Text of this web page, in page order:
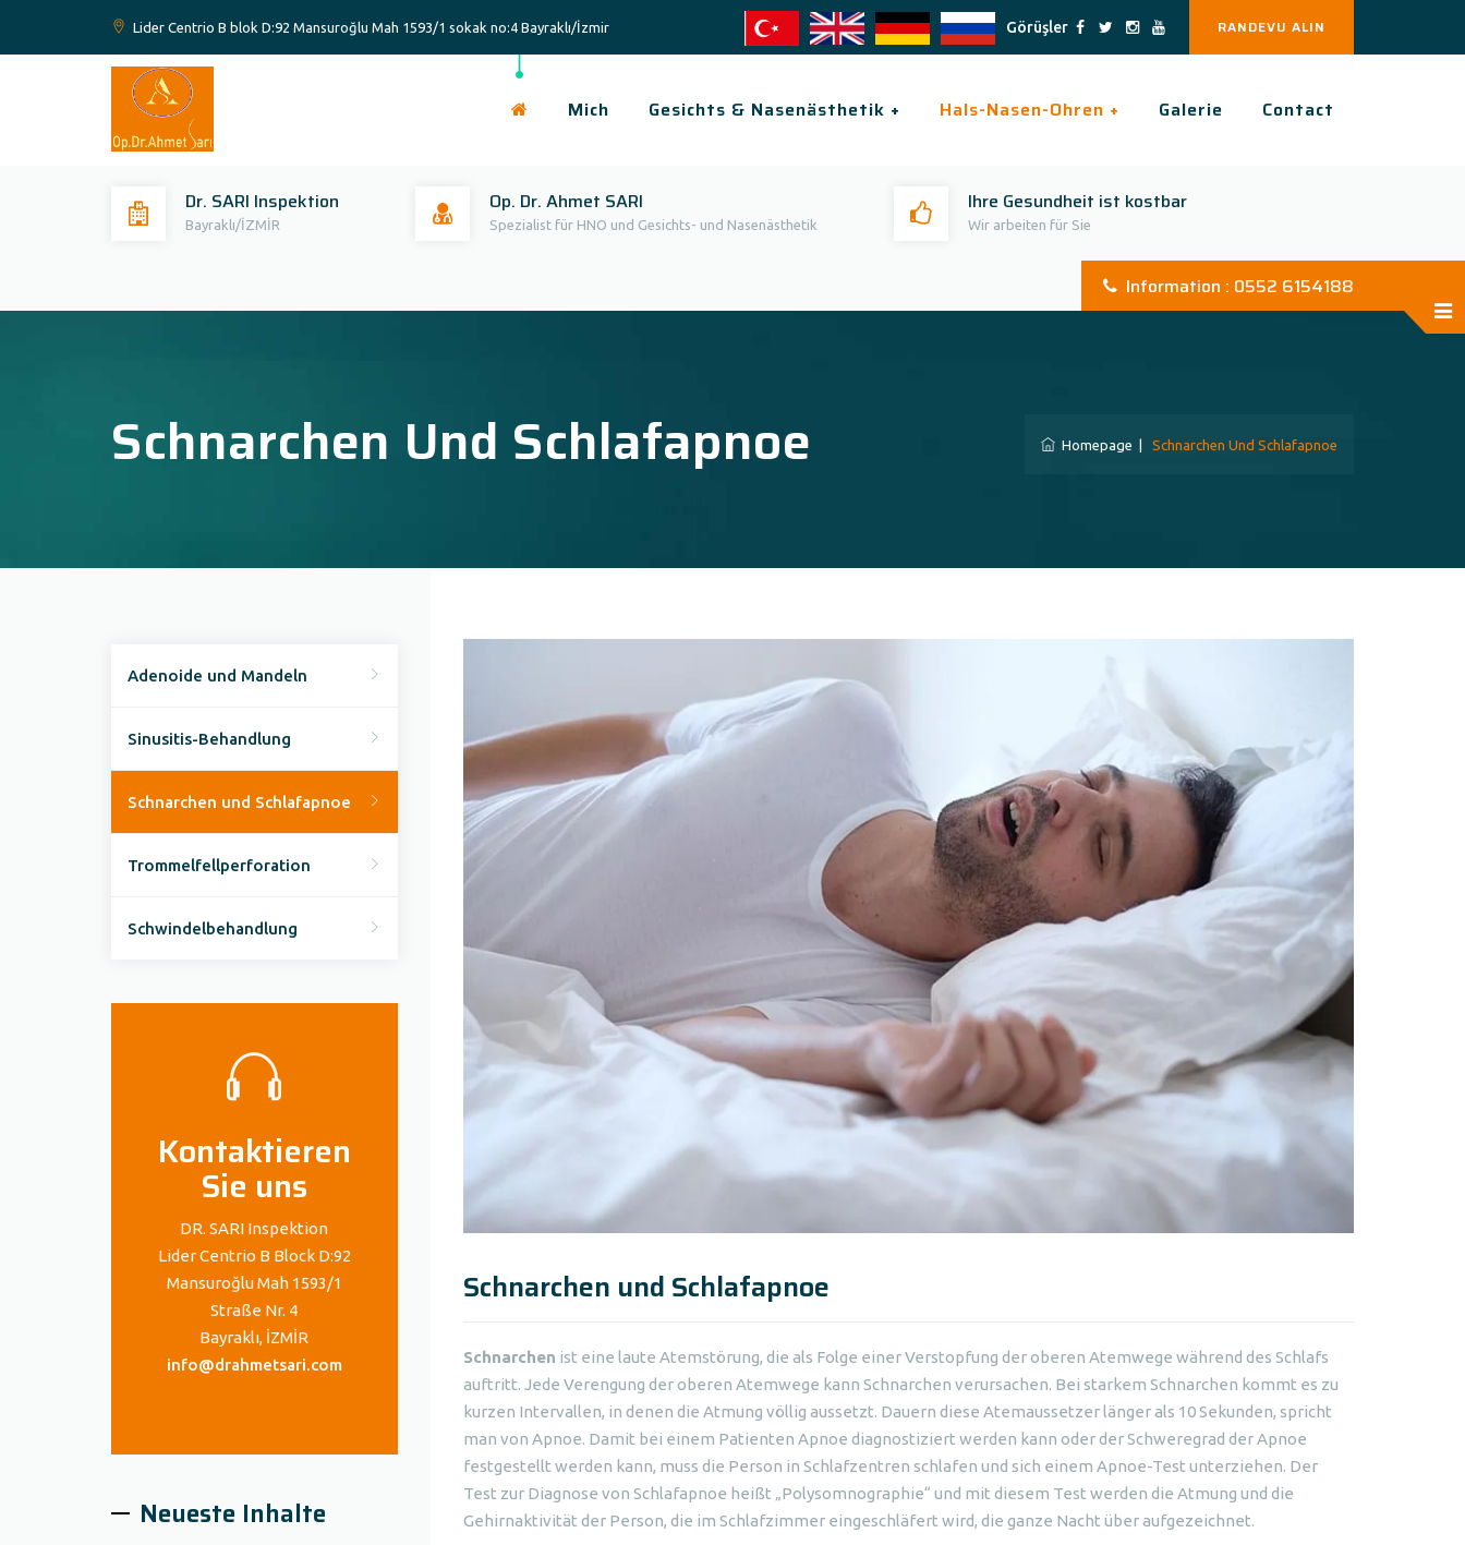
Lider Centrio B blok D:92 Mansuroğlu Mah 1593/1 sokak no:4 Bayraklı/İzmir Görüşler RANDEVU ALIN
Mich Gesichts & Nasenästhetik + Hals-Nasen-Ohren + Galerie Contact
Dr. SARI Inspektion
Bayraklı/İZMİR
Op. Dr. Ahmet SARI
Spezialist für HNO und Gesichts- und Nasenästhetik
Ihre Gesundheit ist kostbar
Wir arbeiten für Sie
Information : 0552 6154188
Schnarchen Und Schlafapnoe Homepage Schnarchen Und Schlafapnoe
Adenoide und Mandeln
Sinusitis-Behandlung
Schnarchen und Schlafapnoe
Trommelfellperforation
Schwindelbehandlung
Kontaktieren
Sie uns
DR. SARI Inspektion
Lider Centrio B Block D:92
Mansuroğlu Mah 1593/1
Straße Nr. 4
Bayraklı, İZMİR
info@drahmetsari.com
Neueste Inhalte
Schnarchen und Schlafapnoe
Schnarchen ist eine laute Atemstörung, die als Folge einer Verstopfung der oberen Atemwege während des Schlafs
auftritt. Jede Verengung der oberen Atemwege kann Schnarchen verursachen. Bei starkem Schnarchen kommt es zu
kurzen Intervallen, in denen die Atmung völlig aussetzt. Dauern diese Atemaussetzer länger als 10 Sekunden, spricht
man von Apnoe. Damit bei einem Patienten Apnoe diagnostiziert werden kann oder der Schweregrad der Apnoe
festgestellt werden kann, muss die Person in Schlafzentren schlafen und sich einem Apnoe-Test unterziehen. Der
Test zur Diagnose von Schlafapnoe heißt „Polysomnographie“ und mit diesem Test werden die Atmung und die
Gehirnaktivität der Person, die im Schlafzimmer eingeschläfert wird, die ganze Nacht über aufgezeichnet.